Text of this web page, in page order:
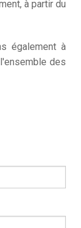
à partir du
également à
des